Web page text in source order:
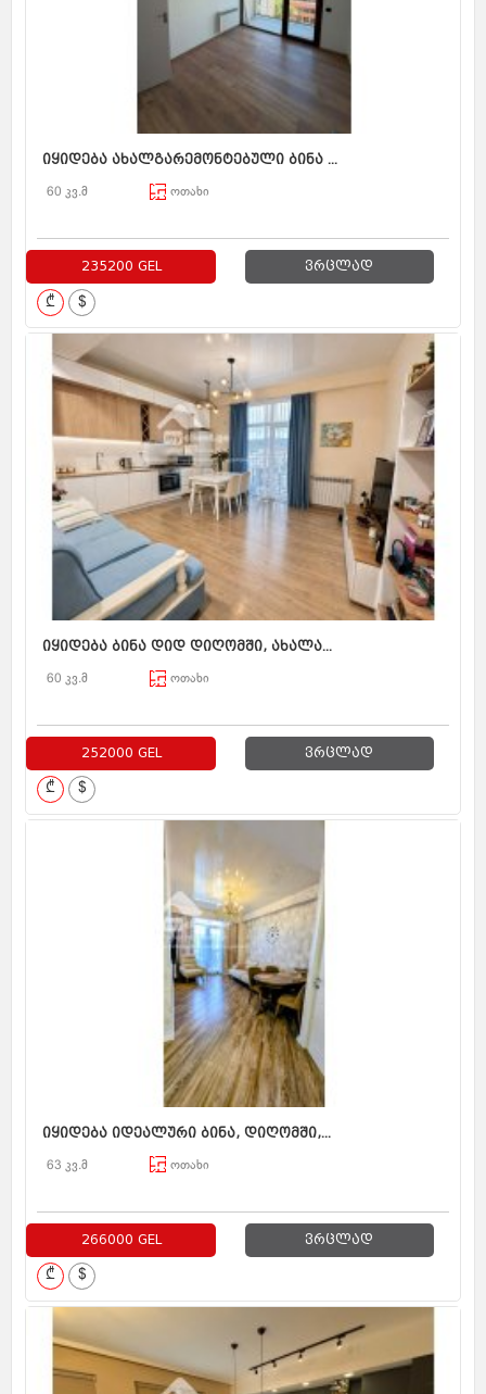
იყიდება ახალგარემონტებული ბინა ...
60 კვ.მ ოთახი
235200 GEL ვრცლად
₾ $
იყიდება ბინა დიდ დიღომში, ახალა...
60 კვ.მ ოთახი
252000 GEL ვრცლად
₾ $
იყიდება იდეალური ბინა, დიღომში,...
63 კვ.მ ოთახი
266000 GEL ვრცლად
₾ $